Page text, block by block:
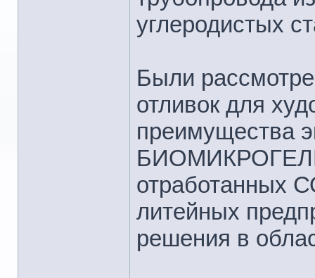
углеродистых
Были
отливок для
преимущества
отработанных
литейных
решения в